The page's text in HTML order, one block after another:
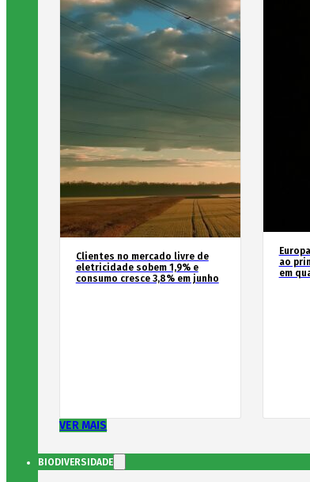
Clientes no mercado livre de
eletricidade sobem 1,9% e
consumo cresce 3,8% em junho
ao
em
VER MAIS
BIODIVERSIDADE